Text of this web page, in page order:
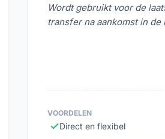
Wordt gebruikt voor de
transfer na aankomst in de
VOORDELEN
Direct en flexibel